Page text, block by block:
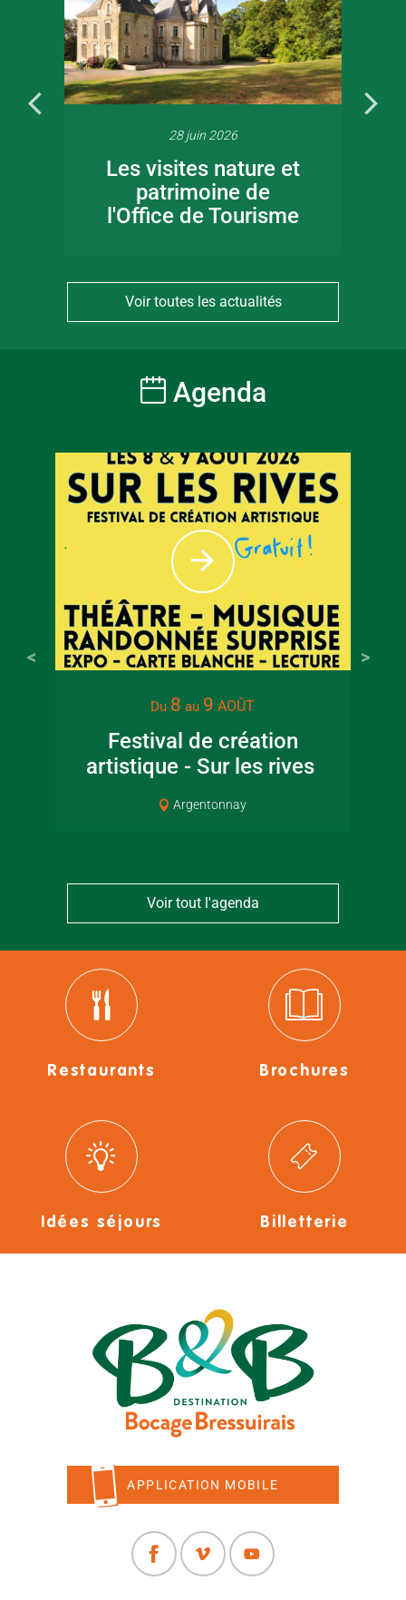
28 juin 2026
Les visites nature et
patrimoine de
l'Office de Tourisme
Voir toutes les actualités
Agenda
Du 8 au 9 AOÛT
Festival de création
artistique - Sur les rives
Argentonnay
Voir tout l'agenda
Restaurants Brochures
Idées séjours Billetterie
APPLICATION MOBILE